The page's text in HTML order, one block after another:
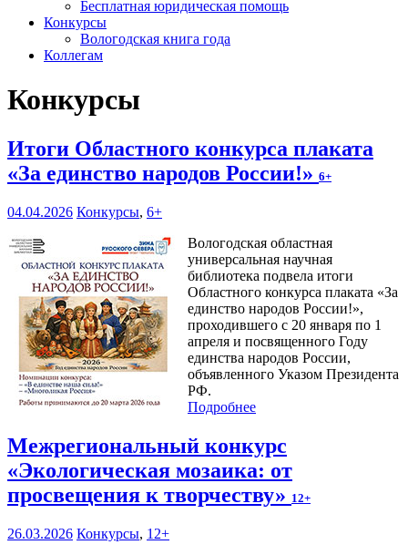
Бесплатная юридическая помощь
Конкурсы
Вологодская книга года
Коллегам
Конкурсы
Итоги Областного конкурса плаката
«За единство народов России!» 6+
04.04.2026 Конкурсы, 6+
Вологодская областная
универсальная научная
библиотека подвела итоги
Областного конкурса плаката «За
единство народов России!»,
проходившего с 20 января по 1
апреля и посвященного Году
единства народов России,
объявленного Указом Президента
РФ.
Подробнее
Межрегиональный конкурс
«Экологическая мозаика: от
просвещения к творчеству» 12+
26.03.2026 Конкурсы, 12+